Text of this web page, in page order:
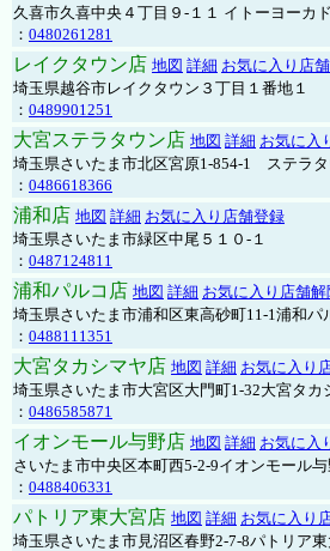
久喜市久喜中央４丁目９-１１ イトーヨーカ
： 0480261281
レイクタウン店 地図 詳細 お気に入り店
埼玉県越谷市レイクタウン３丁目１番地１
： 0489901251
大宮ステラタウン店 地図 詳細 お気に入
埼玉県さいたま市北区宮原1-854-1 ステラ
： 0486618366
浦和店 地図 詳細 お気に入り店舗登録
埼玉県さいたま市緑区中尾５１０-１
： 0487124811
浦和パルコ店 地図 詳細 お気に入り店舗解
埼玉県さいたま市浦和区東高砂町11-1浦和パ
： 0488111351
大宮タカシマヤ店 地図 詳細 お気に入り
埼玉県さいたま市大宮区大門町1-32大宮タカ
： 0486585871
イオンモール与野店 地図 詳細 お気に入
さいたま市中央区本町西5-2-9イオンモール
： 0488406331
パトリア東大宮店 地図 詳細 お気に入り
埼玉県さいたま市見沼区春野2-7-8パトリア